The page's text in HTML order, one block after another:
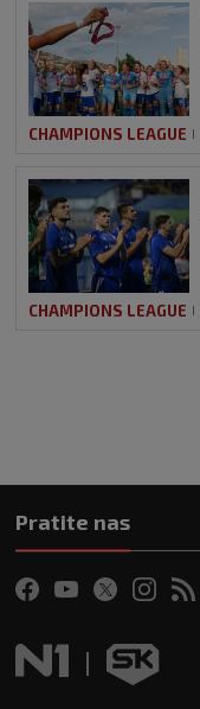
CHAMPIONS LEAGUE
CHAMPIONS LEAGUE
Pratite nas